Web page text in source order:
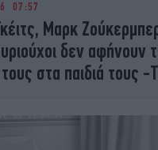
THE
07:57
Μαρκ
δεν αφήνουν
στα παιδιά τους -